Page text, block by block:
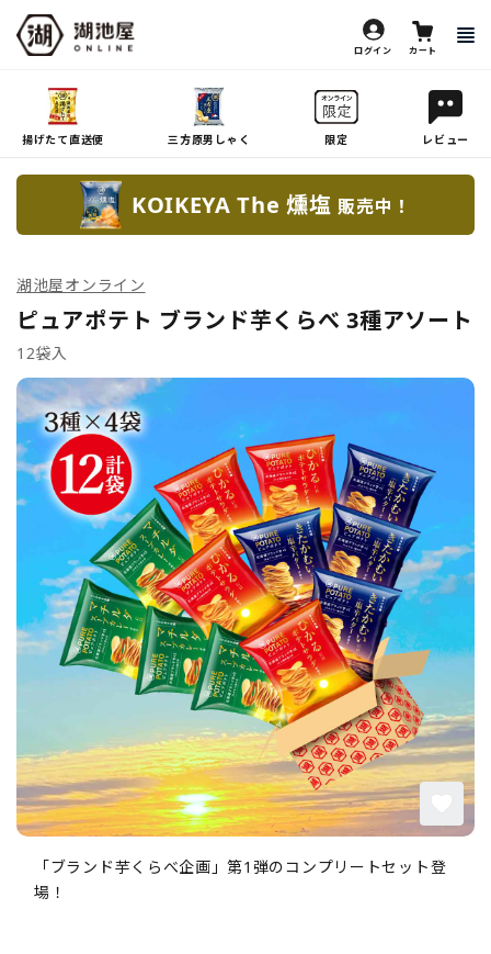
ログイン カート
揚げたて直送便 三方原男しゃく 限定 レビュー
KOIKEYA The 燻塩 販売中！
湖池屋オンライン
ピュアポテト ブランド芋くらべ 3種アソート
12袋入
「ブランド芋くらべ企画」第1弾のコンプリートセット登
場！